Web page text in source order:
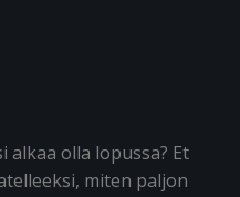
olla lopussa? Et
miten paljon